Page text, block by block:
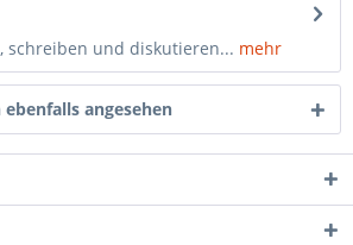
schreiben und diskutieren... mehr
angesehen